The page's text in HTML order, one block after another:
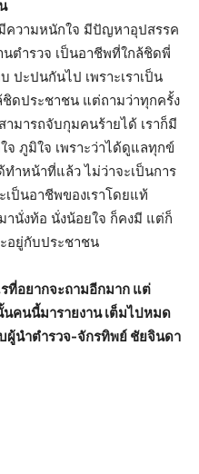
ความหนักใจ มีปัญหาอุปสรรค
ตำรวจ เป็นอาชีพที่ใกล้ชิดพี่
ะปนกันไป เพราะเราเป็น
ดประชาชน แต่ถามว่าทุกครั้ง
ามารถจับกุมคนร้ายได้ เราก็มี
จ ภูมิใจ เพราะว่าได้ดูแลทุกข์
ำหน้าที่แล้ว ไม่ว่าจะเป็นการ
เป็นอาชีพของเราโดยแท้
านั่งท้อ นั่งน้อยใจ ก็คงมี แต่ก็
อยู่กับประชาชน
ที่อยากจะถามอีกมาก แต่
คนนี้มารายงาน เต็มไปหมด
ผู้นำตำรวจ-จักรทิพย์ ชัยจินดา